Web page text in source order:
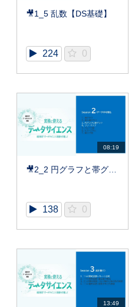
🎥1_5 乱数【DS基礎】
224 0
08:19
🎥2_2 円グラフと帯グラフ,ツリーマップ【DS基礎】
138 0
13:49